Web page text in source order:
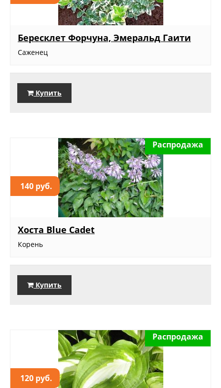
Бересклет Форчуна, Эмеральд Гаити
Саженец
Купить
140 руб.
Распродажа
Хоста Blue Cadet
Корень
Купить
120 руб.
Распродажа